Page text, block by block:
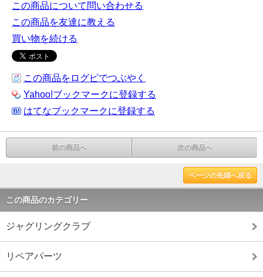
この商品について問い合わせる
この商品を友達に教える
買い物を続ける
この商品をログピでつぶやく
Yahoo!ブックマークに登録する
はてなブックマークに登録する
前の商品へ 次の商品へ
ページの先頭へ戻る
この商品のカテゴリー
ジャグリングクラブ
リペアパーツ